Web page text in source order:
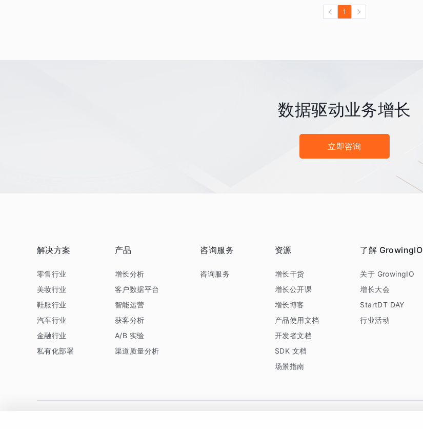
1
数据驱动业务增长
立即咨询
解决方案
零售行业
美妆行业
鞋服行业
汽车行业
金融行业
私有化部署
产品
增长分析
客户数据平台
智能运营
获客分析
A/B 实验
渠道质量分析
咨询服务
咨询服务
资源
增长干货
增长公开课
增长博客
产品使用文档
开发者文档
SDK 文档
场景指南
了解 GrowingIO
关于 GrowingIO
增长大会
StartDT DAY
行业活动